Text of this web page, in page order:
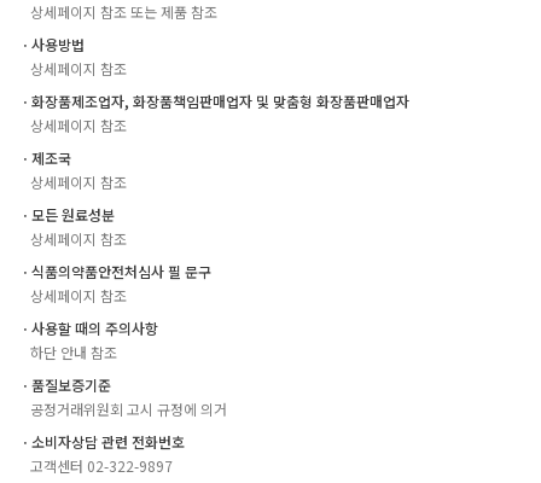
상세페이지 참조 또는 제품 참조
ㆍ사용방법
상세페이지 참조
ㆍ화장품제조업자, 화장품책임판매업자 및 맞춤형 화장품판매업자
상세페이지 참조
ㆍ제조국
상세페이지 참조
ㆍ모든 원료성분
상세페이지 참조
ㆍ식품의약품안전처심사 필 문구
상세페이지 참조
ㆍ사용할 때의 주의사항
하단 안내 참조
ㆍ품질보증기준
공정거래위원회 고시 규정에 의거
ㆍ소비자상담 관련 전화번호
고객센터 02-322-9897